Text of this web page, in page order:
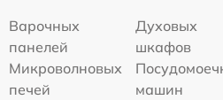
Варочных
панелей
Духовых
шкафов
Микроволновых
печей
машин